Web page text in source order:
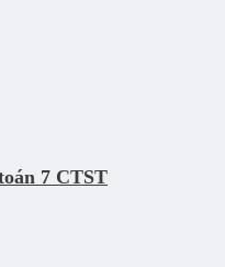
7 CTST